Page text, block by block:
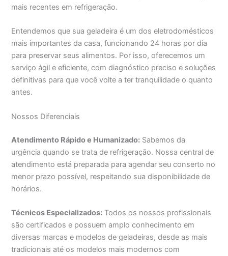
mais recentes em refrigeração.
Entendemos que sua geladeira é um dos eletrodomésticos
mais importantes da casa, funcionando 24 horas por dia
para preservar seus alimentos. Por isso, oferecemos um
serviço ágil e eficiente, com diagnóstico preciso e soluções
definitivas para que você volte a ter tranquilidade o quanto
antes.
Nossos Diferenciais
Atendimento Rápido e Humanizado: Sabemos da
urgência quando se trata de refrigeração. Nossa central de
atendimento está preparada para agendar seu conserto no
menor prazo possível, respeitando sua disponibilidade de
horários.
Técnicos Especializados: Todos os nossos profissionais
são certificados e possuem amplo conhecimento em
diversas marcas e modelos de geladeiras, desde as mais
tradicionais até os modelos mais modernos com